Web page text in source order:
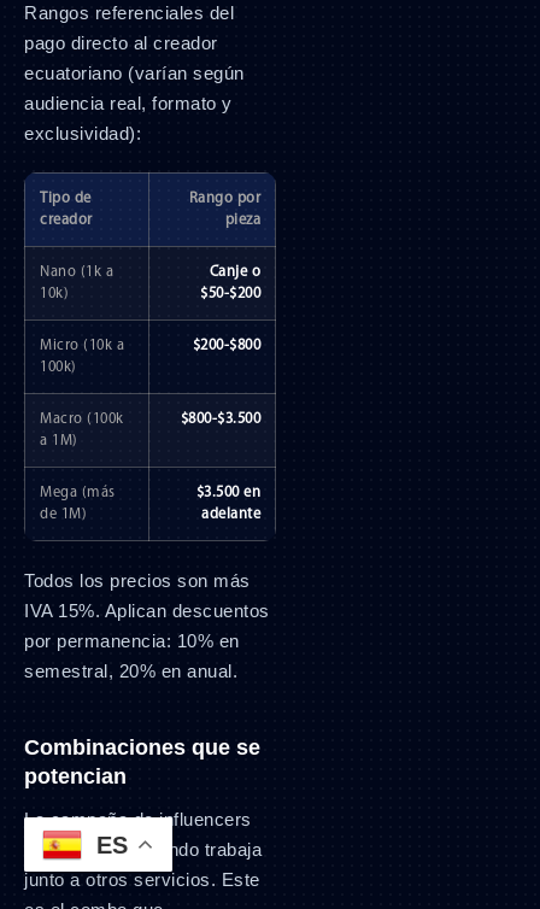
Rangos referenciales del
pago directo al creador
ecuatoriano (varían según
audiencia real, formato y
exclusividad):
Tipo de
creador
Rango por
pieza
Nano (1k a
10k)
Canje o
$50-$200
Micro (10k a
100k)
$200-$800
Macro (100k
a 1M)
$800-$3.500
Mega (más
de 1M)
$3.500 en
adelante
Todos los precios son más
IVA 15%. Aplican descuentos
por permanencia: 10% en
semestral, 20% en anual.
Combinaciones que se
potencian
La campaña de influencers
rinde el triple cuando trabaja
junto a otros servicios. Este
ES